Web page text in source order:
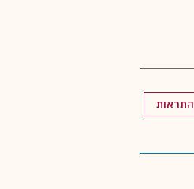
התראות